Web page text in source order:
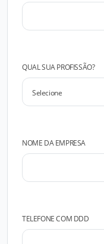
QUAL SUA PROFISSÃO?
NOME DA EMPRESA
TELEFONE COM DDD